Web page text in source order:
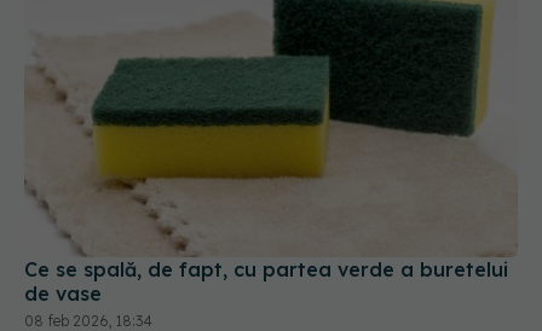
Ce se spală, de fapt, cu partea verde a buretelui
de vase
08 feb 2026, 18:34